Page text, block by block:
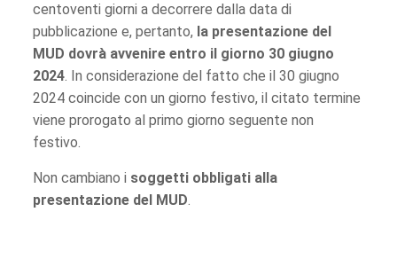
centoventi giorni a decorrere dalla data di
pubblicazione e, pertanto, la presentazione del
MUD dovrà avvenire entro il giorno 30 giugno
2024. In considerazione del fatto che il 30 giugno
2024 coincide con un giorno festivo, il citato termine
viene prorogato al primo giorno seguente non
festivo.
Non cambiano i soggetti obbligati alla
presentazione del MUD.